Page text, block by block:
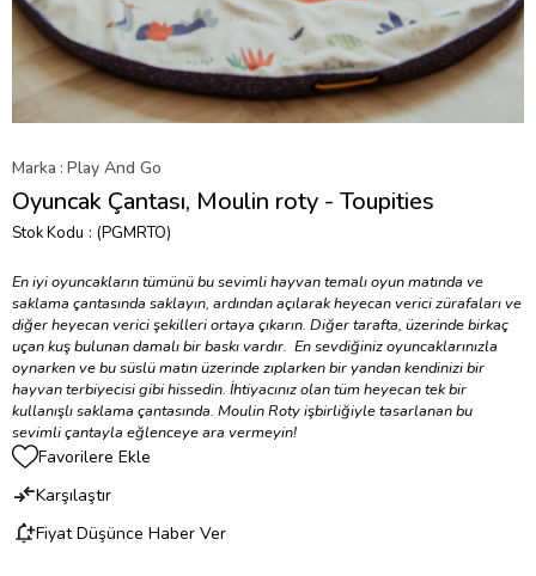
Marka : Play And Go
Oyuncak Çantası, Moulin roty - Toupities
Stok Kodu (PGMRTO)
En iyi oyuncakların tümünü bu sevimli hayvan temalı oyun matında ve
saklama çantasında saklayın, ardından açılarak heyecan verici zürafaları ve
diğer heyecan verici şekilleri ortaya çıkarın. Diğer tarafta, üzerinde birkaç
uçan kuş bulunan damalı bir baskı vardır. En sevdiğiniz oyuncaklarınızla
oynarken ve bu süslü matın üzerinde zıplarken bir yandan kendinizi bir
hayvan terbiyecisi gibi hissedin. İhtiyacınız olan tüm heyecan tek bir
kullanışlı saklama çantasında. Moulin Roty işbirliğiyle tasarlanan bu
sevimli çantayla eğlenceye ara vermeyin!
Favorilere Ekle
Karşılaştır
Fiyat Düşünce Haber Ver